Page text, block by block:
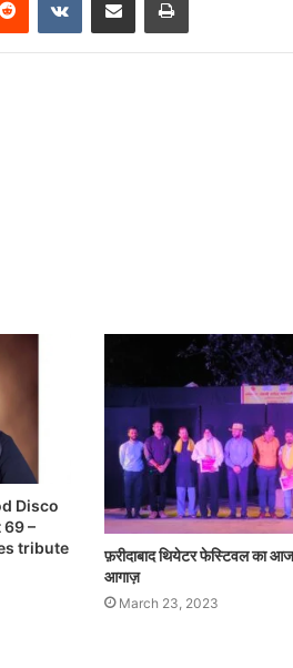
Disco
–
tribute
फ़रीदाबाद थियेटर फेस्टिवल का आज
आगाज़
March 23, 2023